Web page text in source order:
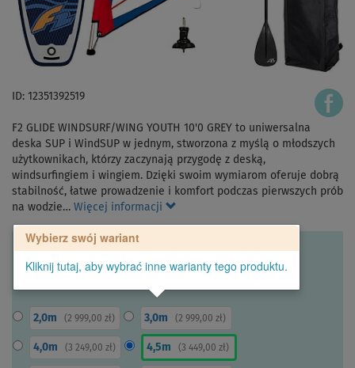
ID: 12351392519
F2 GLIDE WINDSURF/WING YOUTH 10'0 GREY to uniwersalna
deska SUP i WindSUP w jednym, stworzona z myślą o młodszych
użytkownikach, którzy zaczynają przygodę z deską,
windsurfingiem i wingiem. Dzięki swoim wymiarom oferuje dobrą
stabilność, łatwe prowadzenie i komfort podczas pierwszych prób
na wodzie… Więcej informacji
Wybierz swój wariant
Kliknij tutaj, aby wybrać inne warianty tego produktu.
2,0m ( 2 999,00 zł) 3,0m (2 999,00 zł)
4,0m ( 3 249,00 zł) 4,5m (3 449,00 zł)